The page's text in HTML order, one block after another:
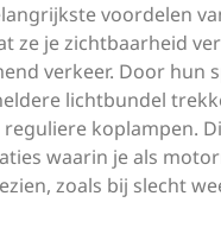
voordelen
ze je zichtbaarheid
verkeer. Door hun
lichtbundel
koplampen.
waarin je als
zoals bij slecht